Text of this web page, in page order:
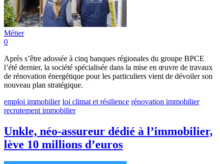
Métier
0
Après s’être adossée à cinq banques régionales du groupe BPCE
l’été dernier, la société spécialisée dans la mise en œuvre de travaux
de rénovation énergétique pour les particuliers vient de dévoiler son
nouveau plan stratégique.
emploi immobilier loi climat et résilience rénovation immobilier
recrutement immobilier
Unkle, néo-assureur dédié à l’immobilier,
lève 10 millions d’euros